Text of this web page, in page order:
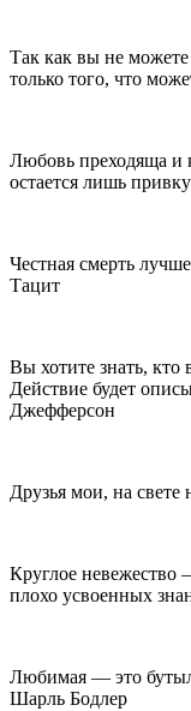
Так как вы не можете
только того, что
Любовь преходяща и
остается лишь
Честная смерть
Тацит
Вы хотите знать,
Действие будет
Джефферсон
Друзья мои, на свете
Круглое невежество
плохо усвоенных
Любимая — это
Шарль Бодлер